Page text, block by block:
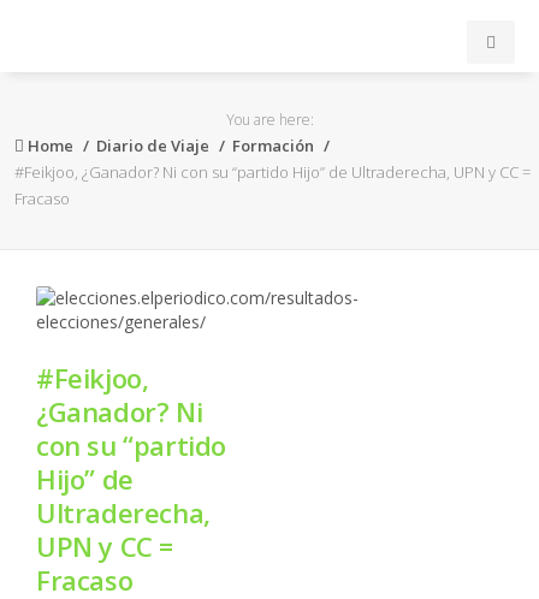
ACB
FEB
OTROS
FORMACIÓN
NBA
You are here:
Home Diario de Viaje
Formación
#Feikjoo, ¿Ganador? Ni con su “partido Hijo” de Ultraderecha, UPN y CC =
Fracaso
#Feikjoo,
¿Ganador? Ni
con su “partido
Hijo” de
Ultraderecha,
UPN y CC =
Fracaso